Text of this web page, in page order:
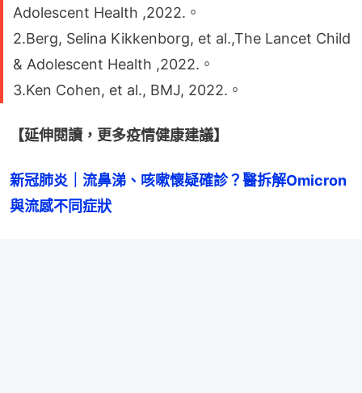
Adolescent Health ,2022.。
2.Berg, Selina Kikkenborg, et al.,The Lancet Child
& Adolescent Health ,2022.。
3.Ken Cohen, et al., BMJ, 2022.。
【延伸閱讀，更多疫情健康建議】
新冠肺炎｜流鼻涕、咳嗽懷疑確診？醫拆解Omicron
與流感不同症狀